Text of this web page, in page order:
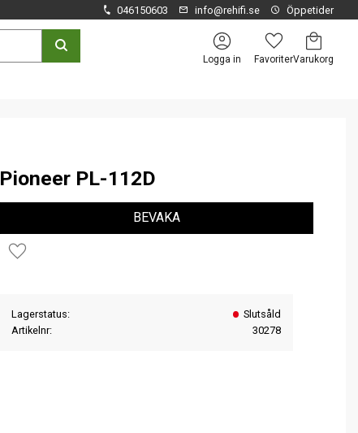
046150603 info@rehifi.se Öppetider
Logga in
Favoriter
Kundvagn
Pioneer PL-112D
Lägg till i favoriter
BEVAKA
Lagerstatus
Slutsåld
Artikelnr
30278